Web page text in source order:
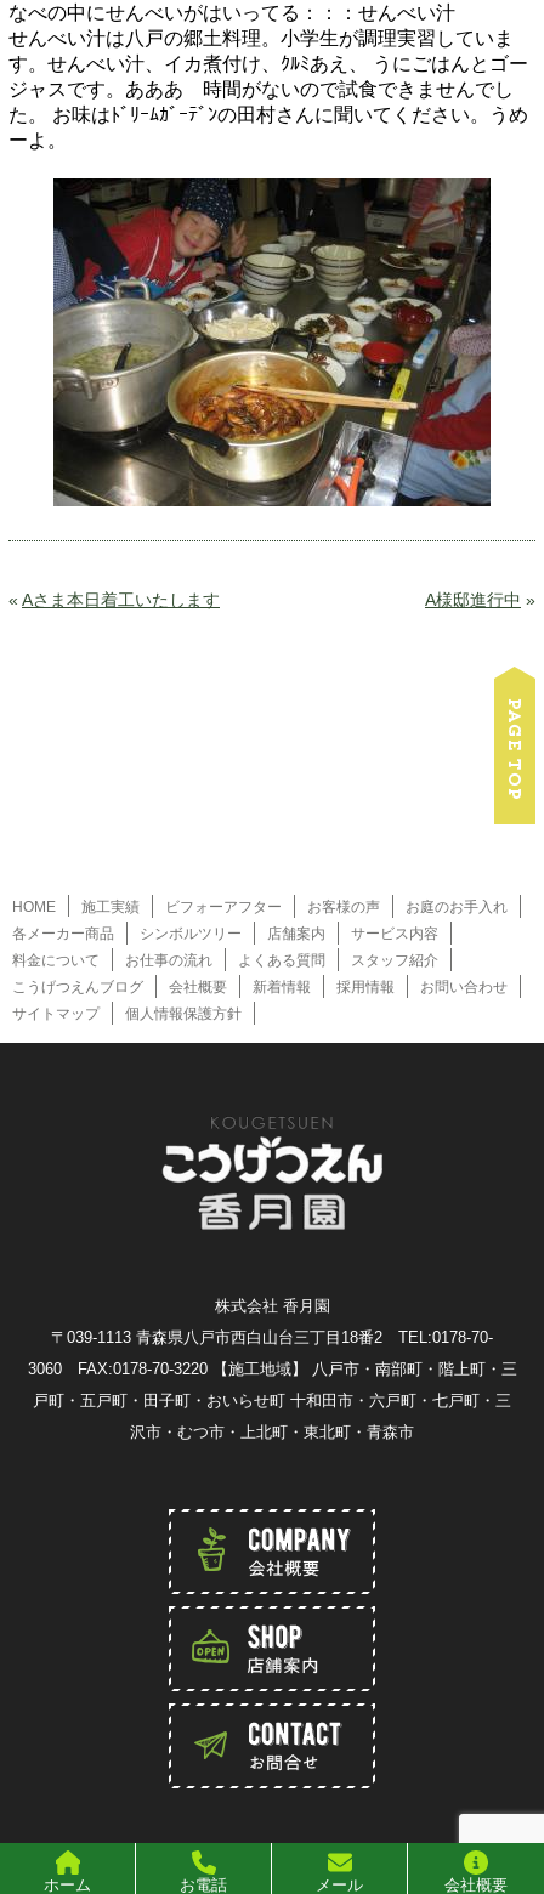
なべの中にせんべいがはいってる：：：せんべい汁
せんべい汁は八戸の郷土料理。小学生が調理実習していま
す。せんべい汁、イカ煮付け、ｸﾙﾐあえ、
うにごはんとゴー
ジャスです。あああ 時間がないので試食できませんでし
た。
お味はﾄﾞﾘｰﾑｶﾞｰﾃﾞﾝの田村さんに聞いてください。うめ
ーよ。
« Aさま本日着工いたします A様邸進行中 »
HOME 施工実績 ビフォーアフター お客様の声
お庭のお手入れ
各メーカー商品
シンボルツリー 店舗案内
サービス内容
料金について
お仕事の流れ よくある質問
スタッフ紹介
こうげつえんブログ
会社概要 新着情報 採用情報
お問い合わせ
サイトマップ
個人情報保護方針
株式会社 香月園
〒039-1113 青森県八戸市西白山台三丁目18番2 TEL:0178-70-
3060 FAX:0178-70-3220
【施工地域】 八戸市・南部町・階上町・三
戸町・五戸町・田子町・おいらせ町 十和田市・六戸町・七戸町・三
沢市・むつ市・上北町・東北町・青森市
Copylight 2016 香月園 All rights reserved
ホーム お電話 メール 会社概要